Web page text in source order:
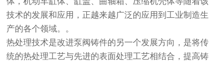
技术的发展和应用，正越来越广泛的应用到工业制造生
产的各个领域。。
热处理技术是改进泵阀铸件的另一个发展方向，是将传
统的热处理工艺与先进的表面处理工艺相结合，提高铸